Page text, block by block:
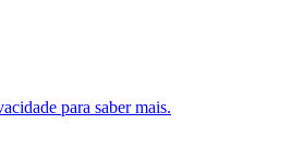
para saber mais.